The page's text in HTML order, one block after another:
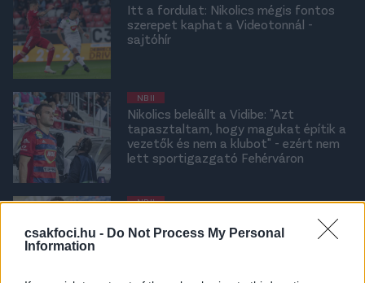
csakfoci.hu - Do Not Process My Personal
Information
Itt a fordulat: Nikolics mégis fontos
szerepet kaphat a Videotonnál -
sajtóhír
NB II
Nikolics beleállt a Vidibe: "Azt
tapasztaltam, hogy magukat építik a
vezetők és nem a klubot" - ezért nem
lett sportigazgató Fehérváron
NB II
Videoton - hivatalos